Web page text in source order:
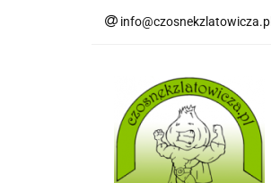
info@czosnekzlatowicza.pl